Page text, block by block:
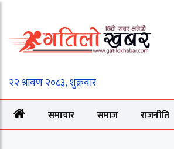
समाचार समाज राजनीति